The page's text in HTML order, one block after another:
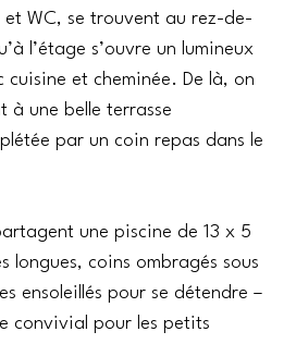
et WC, se trouvent au rez-de-
l’étage s’ouvre un lumineux
cuisine et cheminée. De là, on
à une belle terrasse
par un coin repas dans le
une piscine de 13 x 5
longues, coins ombragés sous
ensoleillés pour se détendre –
convivial pour les petits